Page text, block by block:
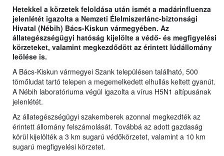
Hetekkel a körzetek feloldása után ismét a madárinfluenza
jelenlétét igazolta a Nemzeti Élelmiszerlánc-biztonsági
Hivatal (Nébih) Bács-Kiskun vármegyében. Az
állategészségügyi hatóság kijelölte a védő- és megfigyelési
körzeteket, valamint megkezdődött az érintett lúdállomány
leölése is.
A Bács-Kiskun vármegyei Szank településen található, 500
tömőludat tartó telepen a megemelkedett elhullás keltett gyanút.
A Nébih laboratóriuma végül igazolta a vírus H5N1 altípusának
jelenlétét.
Az állategészségügyi szakemberek azonnal megkezdték az
érintett állomány felszámolását. Továbbá az adott gazdaság
körül kijelölték a 3 km sugarú védőkörzetet, valamint a 10 km
sugarú megfigyelési körzetet.